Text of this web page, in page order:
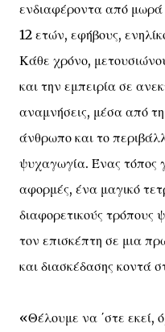
ενδιαφέροντα από μωρά
12 ετών, εφήβους,
Κάθε χρόνο,
και την εμπειρία σε
αναμνήσεις, μέσα από
άνθρωπο και το
ψυχαγωγία. Ένας τόπος
αφορμές, ένα μαγικό
διαφορετικούς τρόπους
τον επισκέπτη σε μια
και διασκέδασης κοντά
«Θέλουμε να ΄στε εκεί,